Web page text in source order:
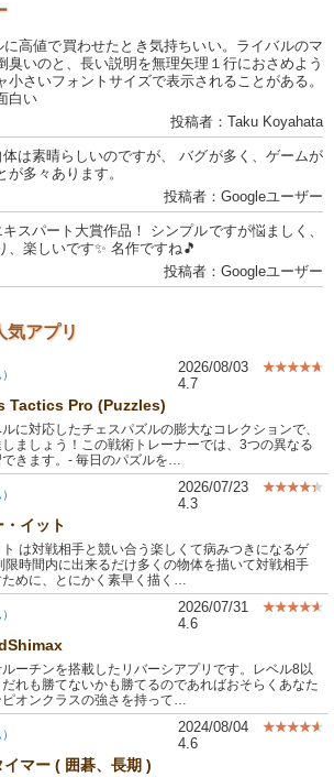
高値で買わせたとき気持ちいい。ライバルのマ
臭いのと、長い説明を無理矢理１行におさめよう
小さいフォントサイズで表示されることがある。
白い
投稿者：Taku Koyahata
は素晴らしいのですが、 バグが多く、ゲームが
多々あります。
投稿者：Googleユーザー
スパート大賞作品！ シンプルですが悩ましく、
、楽しいです✨ 名作ですね🎵
投稿者：Googleユーザー
気アプリ
2026/08/03
4.7
Tactics Pro (Puzzles)
に対応したチェスパズルの膨大なコレクションで、
ましょう！この戦術トレーナーでは、3つの異なる
できます。- 毎日のパズルを…
2026/07/23
4.3
・イット
ト は対戦相手と競い合う楽しくて病みつきになるゲ
限時間内に出来るだけ多くの物体を描いて対戦相手
ために、とにかく素早く描く…
2026/07/31
4.6
ーチンを搭載したリバーシアプリです。レベル8以
れも勝てないかも勝てるのであればおそらくあなた
オンクラスの強さを持って…
2024/08/04
4.6
イマー ( 囲碁、長期 )